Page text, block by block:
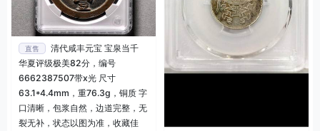
直售
清代咸丰元宝 宝泉当千
华夏评级极美82分，编号
6662387507带x光 尺寸
63.1*4.4mm，重76.3g，铜质 字
口清晰，包浆自然，边道完整，无
裂无补，状态以图为准，收藏佳